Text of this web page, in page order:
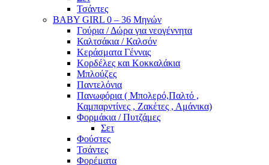
Τσάντες
BABY GIRL 0 – 36 Μηνών
Γούρια / Δώρα για νεογέννητα
Καλτσάκια / Καλσόν
Κεράσματα Γέννας
Κορδέλες και Κοκκαλάκια
Μπλούζες
Παντελόνια
Πανωφόρια ( Μπολερό,Παλτό ,
Καμπαρντίνες , Ζακέτες , Αμάνικα)
Φορμάκια / Πυτζάμες
Σετ
Φούστες
Τσάντες
Φορέματα